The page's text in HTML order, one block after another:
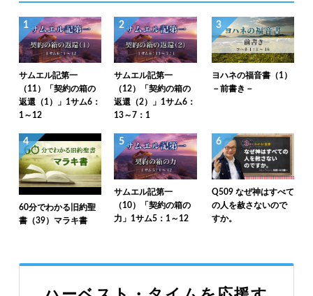
1
サムエル記第一
（11）「契約の箱の
返還（1）」1サム6：
1～12
2
サムエル記第一
（12）「契約の箱の
返還（2）」1サム6：
13～7：1
3
ヨハネの福音書（1）
－前書き－
4
60分でわかる旧約聖
書（39）マラキ書
5
サムエル記第一
（10）「契約の箱の
力」1サム5：1～12
6
Q509 なぜ神はすべて
の人を赦さないので
すか。